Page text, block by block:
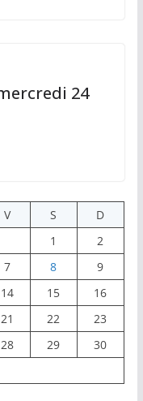
24
V S
D
1
2
7 8
9
14 15
16
21 22
23
28 29
30